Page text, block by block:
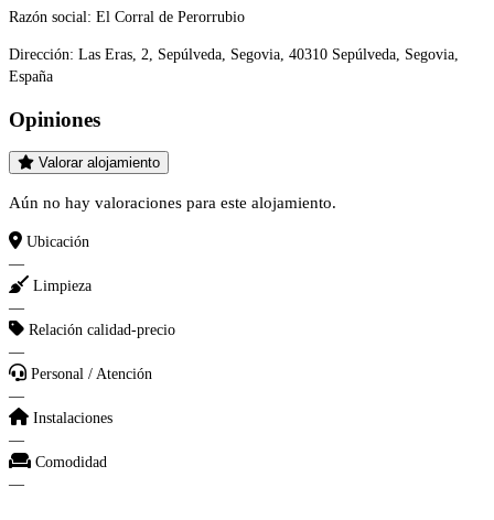
Razón social: El Corral de Perorrubio
Dirección: Las Eras, 2, Sepúlveda, Segovia, 40310 Sepúlveda, Segovia,
España
Opiniones
Valorar alojamiento
Aún no hay valoraciones para este alojamiento.
Ubicación
—
Limpieza
—
Relación calidad-precio
—
Personal / Atención
—
Instalaciones
—
Comodidad
—